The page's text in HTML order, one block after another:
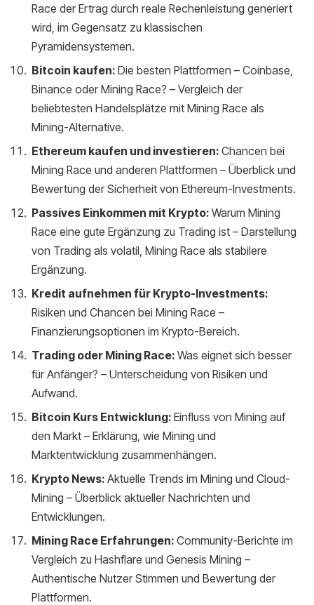
Race der Ertrag durch reale Rechenleistung generiert
wird, im Gegensatz zu klassischen
Pyramidensystemen.
Bitcoin kaufen: Die besten Plattformen – Coinbase,
Binance oder Mining Race? – Vergleich der
beliebtesten Handelsplätze mit Mining Race als
Mining-Alternative.
Ethereum kaufen und investieren: Chancen bei
Mining Race und anderen Plattformen – Überblick und
Bewertung der Sicherheit von Ethereum-Investments.
Passives Einkommen mit Krypto: Warum Mining
Race eine gute Ergänzung zu Trading ist – Darstellung
von Trading als volatil, Mining Race als stabilere
Ergänzung.
Kredit aufnehmen für Krypto-Investments:
Risiken und Chancen bei Mining Race –
Finanzierungsoptionen im Krypto-Bereich.
Trading oder Mining Race: Was eignet sich besser
für Anfänger? – Unterscheidung von Risiken und
Aufwand.
Bitcoin Kurs Entwicklung: Einfluss von Mining auf
den Markt – Erklärung, wie Mining und
Marktentwicklung zusammenhängen.
Krypto News: Aktuelle Trends im Mining und Cloud-
Mining – Überblick aktueller Nachrichten und
Entwicklungen.
Mining Race Erfahrungen: Community-Berichte im
Vergleich zu Hashflare und Genesis Mining –
Authentische Nutzer Stimmen und Bewertung der
Plattformen.